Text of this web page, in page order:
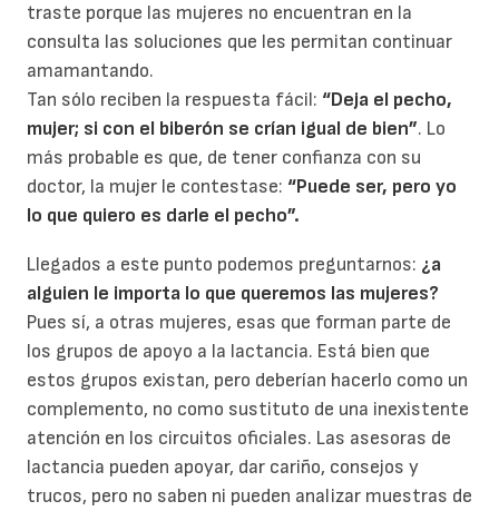
traste porque las mujeres no encuentran en la
consulta las soluciones que les permitan continuar
amamantando.
Tan sólo reciben la respuesta fácil: “Deja el pecho,
mujer; si con el biberón se crían igual de bien”. Lo
más probable es que, de tener confianza con su
doctor, la mujer le contestase: “Puede ser, pero yo
lo que quiero es darle el pecho”.
Llegados a este punto podemos preguntarnos: ¿a
alguien le importa lo que queremos las mujeres?
Pues sí, a otras mujeres, esas que forman parte de
los grupos de apoyo a la lactancia. Está bien que
estos grupos existan, pero deberían hacerlo como un
complemento, no como sustituto de una inexistente
atención en los circuitos oficiales. Las asesoras de
lactancia pueden apoyar, dar cariño, consejos y
trucos, pero no saben ni pueden analizar muestras de